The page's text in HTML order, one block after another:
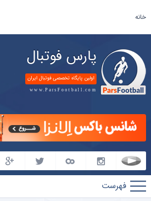
خانه
پارس فوتبال
اولین پایگاه تخصصی فوتبال ایران
www.ParsFootball.com
پارس
فوتبال